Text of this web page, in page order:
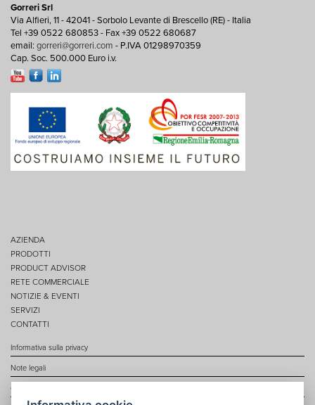
Gorreri Srl
Via Alfieri, 11 - 42041 - Sorbolo Levante di Brescello (RE) - Italia
Tel +39 0522 680853 - Fax +39 0522 680687
email: gorreri@gorreri.com - P.IVA 01298970359
Cap. Soc. 500.000 Euro i.v.
AZIENDA
PRODOTTI
PRODUCT ADVISOR
RETE COMMERCIALE
NOTIZIE & EVENTI
SERVIZI
CONTATTI
Informativa sulla privacy
Note legali
Cookie policy